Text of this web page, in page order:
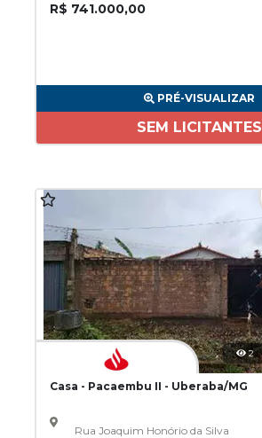
R$ 741.000,00
PRÉ-VISUALIZAR
SEM LICITANTES
2
Casa - Pacaembu II - Uberaba/MG
Rua Joaquim Honório da Silva